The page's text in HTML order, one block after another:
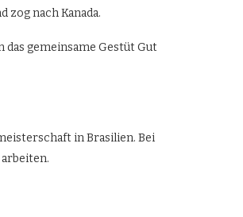
zog nach Kanada.
gemeinsame Gestüt Gut
in Brasilien. Bei